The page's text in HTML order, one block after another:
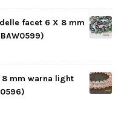
facet 6 X 8 mm
mm warna light